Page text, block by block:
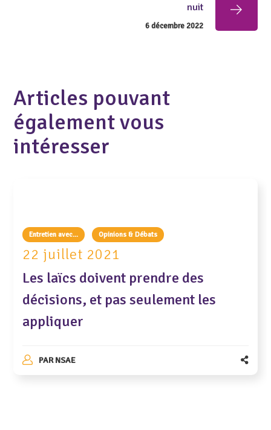
nuit
6 décembre 2022
Articles pouvant
également vous
intéresser
Entretien avec... Opinions & Débats
22 juillet 2021
Les laïcs doivent prendre des
décisions, et pas seulement les
appliquer
PARNSAE